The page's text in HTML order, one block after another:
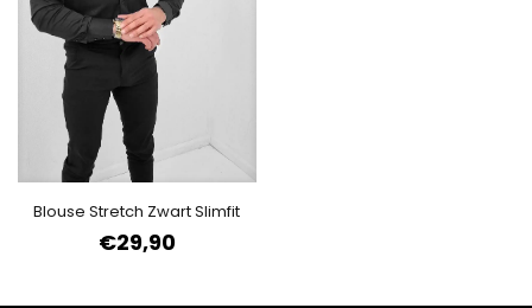
Blouse Stretch Zwart Slimfit
€29,90